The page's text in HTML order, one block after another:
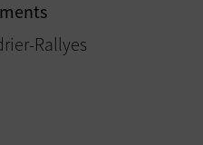
Rallyes